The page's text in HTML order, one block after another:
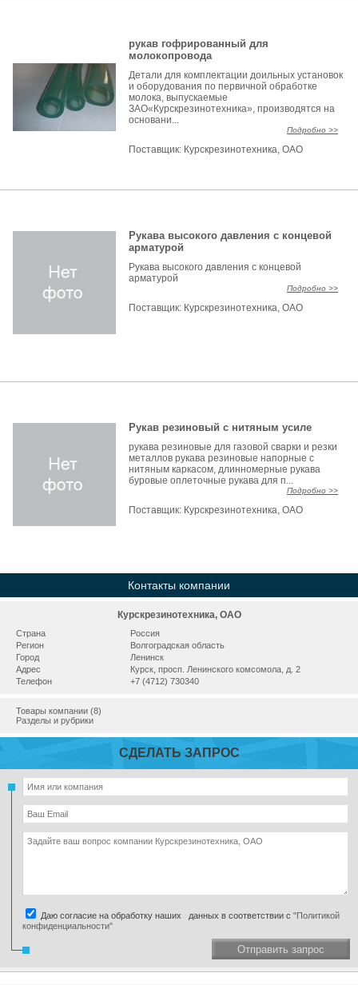
рукав гофрированный для
молокопровода
Детали для комплектации доильных установок
и оборудования по первичной обработке
молока, выпускаемые
ЗАО«Курскрезинотехника», производятся на
основани...
Подробно >>
Поставщик: Курскрезинотехника, ОАО
Рукава высокого давления с концевой
арматурой
Рукава высокого давления с концевой
арматурой
Подробно >>
Поставщик: Курскрезинотехника, ОАО
Рукав резиновый с нитяным усиле
рукава резиновые для газовой сварки и резки
металлов рукава резиновые напорные с
нитяным каркасом, длинномерные рукава
буровые оплеточные рукава для п...
Подробно >>
Поставщик: Курскрезинотехника, ОАО
Контакты компании
Курскрезинотехника, ОАО
Страна
Россия
Регион
Волгоградская область
Город
Ленинск
Адрес
Курск, просп. Ленинского комсомола, д. 2
Телефон
+7 (4712) 730340
Товары компании (8)
Разделы и рубрики
СДЕЛАТЬ ЗАПРОС
Даю согласие на обработку наших данных в соответствии с "Политикой
конфиденциальности"
Отправить запрос